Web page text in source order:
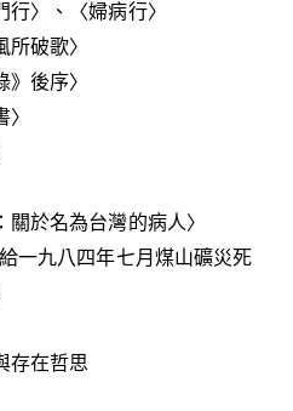
〉、〈婦病行〉
破歌〉
後序〉
於名為台灣的病人〉
一九八四年七月煤山礦災死
存在哲思